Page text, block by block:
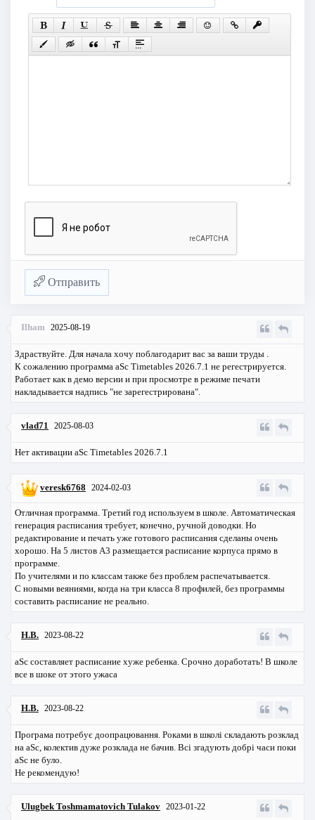
Отправить
Ilham 2025-08-19
Здраствуйте. Для начала хочу поблагодарит вас за ваши труды .
К сожалению программа aSc Timetables 2026.7.1 не регестрируется.
Работает как в демо версии и при просмотре в режиме печати
накладывается надпись "не зарегестрирована".
vlad71 2025-08-03
Нет активации aSc Timetables 2026.7.1
veresk6768 2024-02-03
Отличная программа. Третий год используем в школе. Автоматическая
генерация расписания требует, конечно, ручной доводки. Но
редактирование и печать уже готового расписания сделаны очень
хорошо. На 5 листов А3 размещается расписание корпуса прямо в
программе.
По учителями и по классам также без проблем распечатывается.
С новыми веяниями, когда на три класса 8 профилей, без программы
составить расписание не реально.
Н.В. 2023-08-22
aSc составляет расписание хуже ребенка. Срочно доработать! В школе
все в шоке от этого ужаса
Н.В. 2023-08-22
Програма потребує доопрацювання. Роками в школі складають розклад
на aSc, колектив дуже розклада не бачив. Всі згадують добрі часи поки
aSc не було.
Не рекомендую!
Ulugbek Toshmamatovich Tulakov 2023-01-22